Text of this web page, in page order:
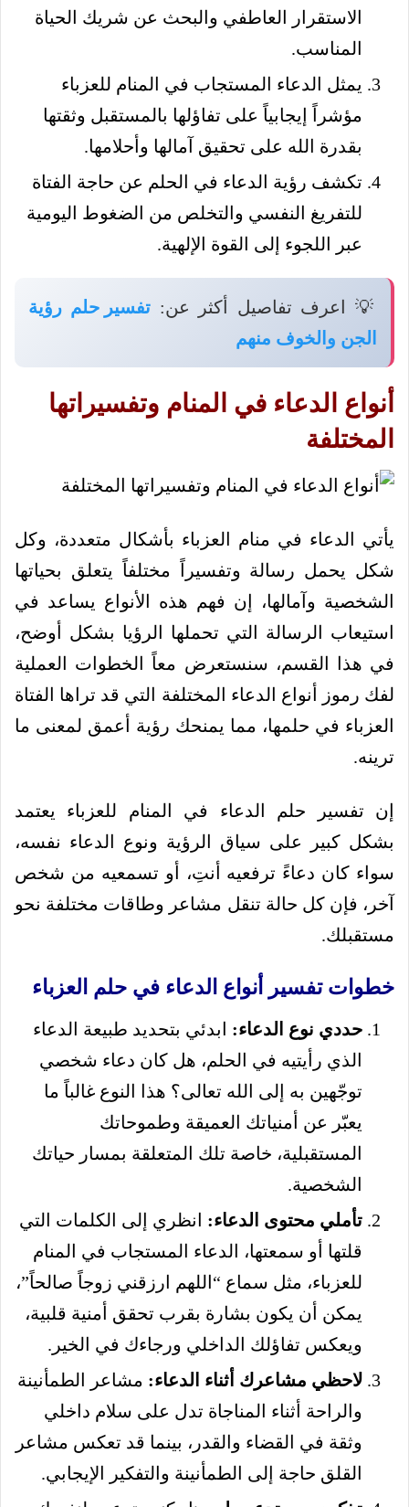
الاستقرار العاطفي والبحث عن شريك الحياة
المناسب.
يمثل الدعاء المستجاب في المنام للعزباء
مؤشراً إيجابياً على تفاؤلها بالمستقبل وثقتها
بقدرة الله على تحقيق آمالها وأحلامها.
تكشف رؤية الدعاء في الحلم عن حاجة الفتاة
للتفريغ النفسي والتخلص من الضغوط اليومية
عبر اللجوء إلى القوة الإلهية.
💡 اعرف تفاصيل أكثر عن: تفسير حلم رؤية
الجن والخوف منهم
أنواع الدعاء في المنام وتفسيراتها
المختلفة
يأتي الدعاء في منام العزباء بأشكال متعددة، وكل
شكل يحمل رسالة وتفسيراً مختلفاً يتعلق بحياتها
الشخصية وآمالها، إن فهم هذه الأنواع يساعد في
استيعاب الرسالة التي تحملها الرؤيا بشكل أوضح،
في هذا القسم، سنستعرض معاً الخطوات العملية
لفك رموز أنواع الدعاء المختلفة التي قد تراها الفتاة
العزباء في حلمها، مما يمنحك رؤية أعمق لمعنى ما
ترينه.
إن تفسير حلم الدعاء في المنام للعزباء يعتمد
بشكل كبير على سياق الرؤية ونوع الدعاء نفسه،
سواء كان دعاءً ترفعيه أنتِ، أو تسمعيه من شخص
آخر، فإن كل حالة تنقل مشاعر وطاقات مختلفة نحو
مستقبلك.
خطوات تفسير أنواع الدعاء في حلم العزباء
حددي نوع الدعاء: ابدئي بتحديد طبيعة الدعاء
الذي رأيتيه في الحلم، هل كان دعاء شخصي
توجّهين به إلى الله تعالى؟ هذا النوع غالباً ما
يعبّر عن أمنياتك العميقة وطموحاتك
المستقبلية، خاصة تلك المتعلقة بمسار حياتك
الشخصية.
تأملي محتوى الدعاء: انظري إلى الكلمات التي
قلتها أو سمعتها، الدعاء المستجاب في المنام
للعزباء، مثل سماع “اللهم ارزقني زوجاً صالحاً”،
يمكن أن يكون بشارة بقرب تحقق أمنية قلبية،
ويعكس تفاؤلك الداخلي ورجاءك في الخير.
لاحظي مشاعرك أثناء الدعاء: مشاعر الطمأنينة
والراحة أثناء المناجاة تدل على سلام داخلي
وثقة في القضاء والقدر، بينما قد تعكس مشاعر
القلق حاجة إلى الطمأنينة والتفكير الإيجابي.